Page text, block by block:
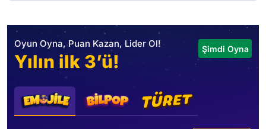
Oyun Oyna, Puan Kazan, Lider Ol!
Yılın ilk 3’ü!
Şimdi Oyna